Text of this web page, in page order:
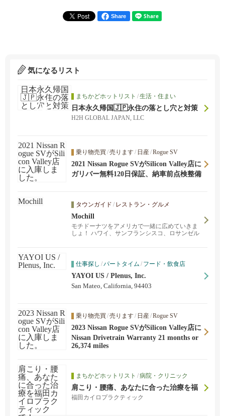
Share
気になるリスト
まちかどホットリスト /生活・住まい
日本永久帰国🇯🇵永住の落とし穴と対策
H2H GLOBAL JAPAN, LLC
乗り物売買 /売ります/ 日産/Rogue SV
2021 Nissan Rogue SVがSilicon Valley店に
入庫しました。
ガリバー無料120日保証、納車前点検整備
タウンガイド / レストラン・グルメ
Mochill
モチドーナツをアメリカで一緒に広めていきま
しょ！ ハワイ、サンフランシスコ、ロサンゼル
ます。
仕事探し /パートタイム / フード・飲食店
YAYOI US / Plenus, Inc.
San Mateo, California, 94403
乗り物売買 /売ります/ 日産/Rogue SV
2023 Nissan Rogue SVがSilicon Valley店に
入庫しました。
Nissan Drivetrain Warranty 21 months or
26,374 miles
まちかどホットリスト /病院・クリニック
肩こり・腰痛、あなたに合った治療を福
田カイロプラクティックで！
福田カイロプラクティック